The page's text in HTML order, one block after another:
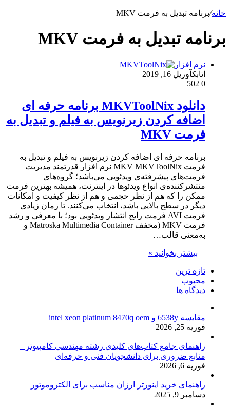
خانه/برنامه تبدیل به فرمت MKV
برنامه تبدیل به فرمت MKV
نرم افزار
اتابکآوریل 16, 2019
0
دانلود MKVToolNix برنامه حرفه ای
اضافه کردن زیرنویس به فیلم و تبدیل به
فرمت MKV
برنامه حرفه ای اضافه کردن زیرنویس به فیلم و تبدیل به
فرمت MKV MKVToolNix نرم افزار قدرتمند مدیریت
فرمت‌های پیشرفته‌ی ویدئویی می‌باشد؛ گروه‌های
منتشرکننده‌ی انواع ویدئوها در اینترنت، همیشه بهترین فرمت
ممکن را که هم از نظر حجمی و هم از نظر کیفیت و امکانات
دیگر در سطح بالایی باشد، انتخاب می‌کنند. تا زمان زیادی
فرمت AVI فرمت رایج انتشار ویدئویی بود؛ با معرفی و رشد
فرمت MKV (مخفف Matroska Multimedia Container و
به‌معنی قالب…
بیشتر بخوانید »
تازه ترین
محبوب
دیدگاه ها
مقایسه 6538y و intel xeon platinum 8470q oem
فوریه 25, 2026
راهنمای جامع کتاب‌های کلیدی رشته مهندسی کامپیوتر –
منابع ضروری برای دانشجویان فنی و حرفه‌ای
فوریه 6, 2026
راهنمای خرید اینورتر ارزان مناسب برای الکتروموتور
دسامبر 9, 2025